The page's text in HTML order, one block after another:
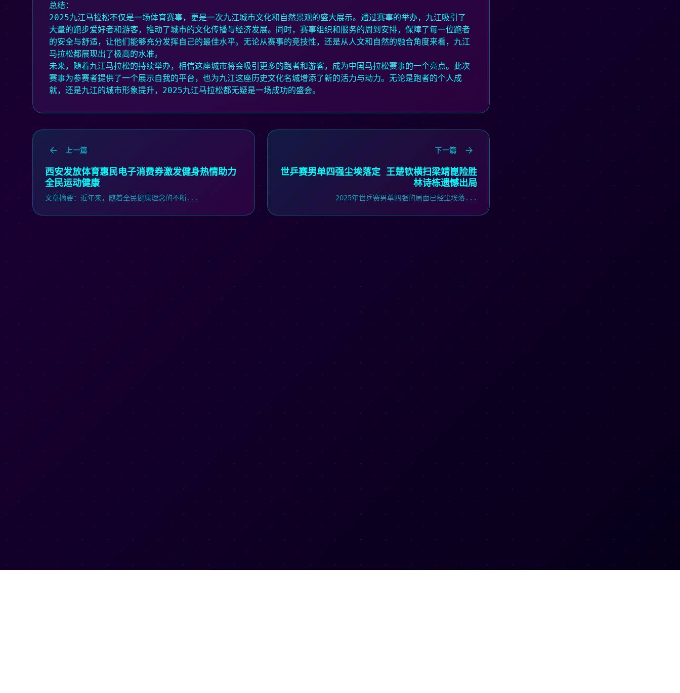
总结：
2025九江马拉松不仅是一场体育赛事，更是一次九江城市文化和自然景观的盛大展示。通过赛事的举办，九江吸引了
大量的跑步爱好者和游客，推动了城市的文化传播与经济发展。同时，赛事组织和服务的周到安排，保障了每一位跑者
的安全与舒适，让他们能够充分发挥自己的最佳水平。无论从赛事的竞技性，还是从人文和自然的融合角度来看，九江
马拉松都展现出了极高的水准。
未来，随着九江马拉松的持续举办，相信这座城市将会吸引更多的跑者和游客，成为中国马拉松赛事的一个亮点。此次
赛事为参赛者提供了一个展示自我的平台，也为九江这座历史文化名城增添了新的活力与动力。无论是跑者的个人成
就，还是九江的城市形象提升，2025九江马拉松都无疑是一场成功的盛会。
上一篇
西安发放体育惠民电子消费券激发健身热情助力
全民运动健康
文章摘要：近年来，随着全民健康理念的不断...
下一篇
世乒赛男单四强尘埃落定 王楚钦横扫梁靖崑险胜
林诗栋遗憾出局
2025年世乒赛男单四强的局面已经尘埃落...